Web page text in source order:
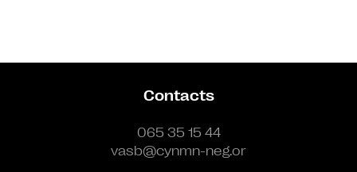
Contacts
065 35 15 44
vasb@cynmn-neg.or